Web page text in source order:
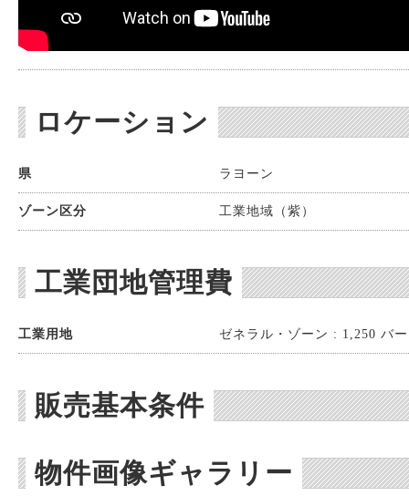
ロケーション
県 ラヨーン
ゾーン区分 工業地域（紫）
工業団地管理費
工業用地 ゼネラル・ゾーン : 1,250 バ
販売基本条件
物件画像ギャラリー